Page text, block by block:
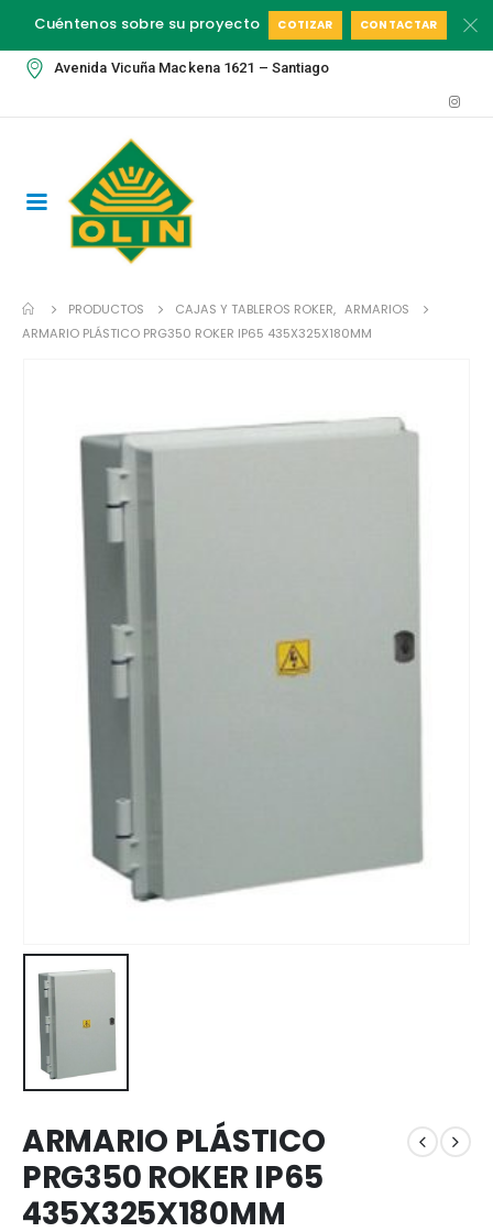
Cuéntenos sobre su proyecto COTIZAR CONTACTAR
Avenida Vicuña Mackena 1621 – Santiago
PRODUCTOS CAJAS Y TABLEROS ROKER, ARMARIOS
ARMARIO PLÁSTICO PRG350 ROKER IP65 435X325X180MM
ARMARIO PLÁSTICO
PRG350 ROKER IP65
435X325X180MM